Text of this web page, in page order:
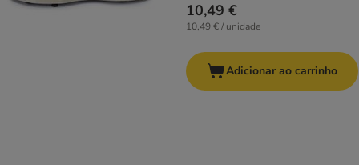
10,49 €
10,49 € / unidade
Adicionar ao carrinho